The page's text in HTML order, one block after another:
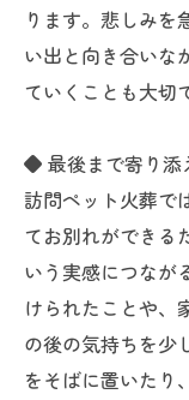
ります。悲しみを
い出と向き合いな
ていくことも大切
◆ 最後まで寄り添
訪問ペット火葬で
てお別れができる
いう実感につなが
けられたことや、
の後の気持ちを少
をそばに置いたり